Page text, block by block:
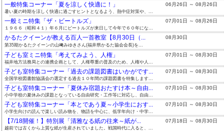
一般特集コーナー「夏を涼しく快適に！」 06月26日 ～ 08月26日
暑い夏の時期を涼しく快適に過ごすヒントとなるよう、熱中症対策や、...
一般ミニ特集「ザ・ビートルズ」 07月01日 ～ 08月26日
１９６６（昭和４１）年６月にビートルズが来日して今年で６０年にな...
かるたクイーンが教える百人一首教室【8月30日（... 08月30日
第35期かるたクイーンの山﨑みゆきさん(福井県かるた協会会長)を...
子ども室ミニ特集「考えてみよう、人権」 07月01日 ～ 08月30日
福井地方法務局との連携企画として、人権尊重の普及のため、人権や人...
子ども室特集コーナー「過去の課題図書はいかがです... 07月10日 ～ 08月30日
全国学校図書館協議会の選定する過去１０年間の課題図書を特集します...
子ども室特集コーナー「夏休み宿題おたすけ本～自由... 07月10日 ～ 08月30日
小中学校の夏休みの課題となっている自由研究・工作等に対応し、自由...
子ども室特集コーナー「本とであう夏～小学生におす... 07月10日 ～ 08月30日
小学生向けの読んで楽しい読み物を、物語を中心に、低学年向け・中学...
【7/18開催！】特別展「清雅なる紙の往来～紙が... 07月18日 ～ 08月30日
越前では古くから上質な紙が生産されていました。戦国時代に入ると、...